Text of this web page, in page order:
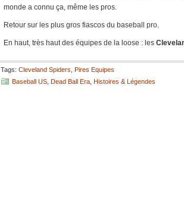
monde a connu ça, même les pros.
Retour sur les plus gros fiascos du baseball pro.
En haut, très haut des équipes de la loose : les
Tags: Cleveland Spiders Pires Equipes
Baseball US Dead Ball Era Histoires & Légendes